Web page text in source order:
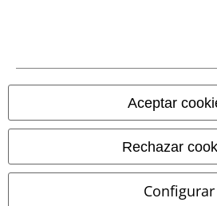
Aceptar
Rechazar
Configurar
Todos los precios incluyen el IVA pero no
© 1986-2026 E.M.P. Merchandising
Tiendas EMP online